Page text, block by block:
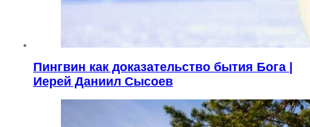
Пингвин как доказательство бытия Бога |
Иерей Даниил Сысоев